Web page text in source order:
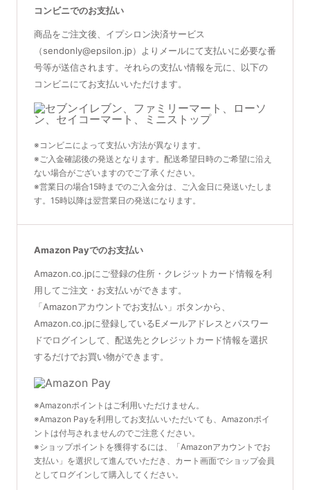
コンビニでのお支払い
商品をご注文後、イプシロン決済サービス
（sendonly@epsilon.jp）よりメールにて支払いに必要な番
号等が送信されます。それらの支払い情報を元に、以下の
コンビニにてお支払いいただけます。
※コンビニによって支払い方法が異なります。
※ご入金確認後の発送となります。配送希望日時のご希望に沿え
ない場合がございますのでご了承ください。
※営業日の場合15時までのご入金分は、ご入金日に発送いたしま
す。15時以降は翌営業日の発送になります。
Amazon Payでのお支払い
Amazon.co.jpにご登録の住所・クレジットカード情報を利
用してご注文・お支払いができます。
「Amazonアカウントでお支払い」ボタンから、
Amazon.co.jpに登録しているEメールアドレスとパスワー
ドでログインして、配送先とクレジットカード情報を選択
するだけでお買い物ができます。
※Amazonポイントはご利用いただけません。
※Amazon Payを利用してお支払いいただいても、Amazonポイ
ントは付与されませんのでご注意ください。
※ショップポイントを獲得するには、「Amazonアカウントでお
支払い」を選択して進んでいただき、カート画面でショップ会員
としてログインして購入してください。